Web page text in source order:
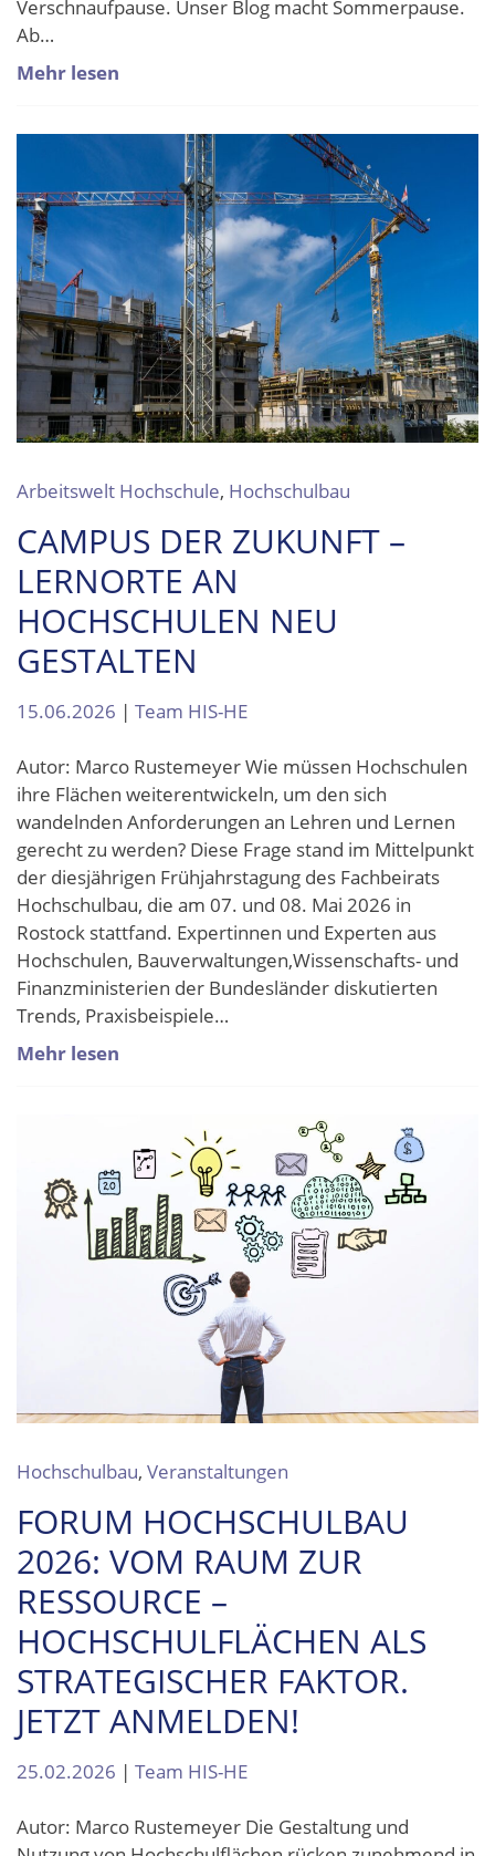
Verschnaufpause. Unser Blog macht Sommerpause.
Ab…
Mehr lesen
Arbeitswelt Hochschule, Hochschulbau
CAMPUS DER ZUKUNFT –
LERNORTE AN
HOCHSCHULEN NEU
GESTALTEN
15.06.2026 | Team HIS-HE
Autor: Marco Rustemeyer Wie müssen Hochschulen
ihre Flächen weiterentwickeln, um den sich
wandelnden Anforderungen an Lehren und Lernen
gerecht zu werden? Diese Frage stand im Mittelpunkt
der diesjährigen Frühjahrstagung des Fachbeirats
Hochschulbau, die am 07. und 08. Mai 2026 in
Rostock stattfand. Expertinnen und Experten aus
Hochschulen, Bauverwaltungen,Wissenschafts- und
Finanzministerien der Bundesländer diskutierten
Trends, Praxisbeispiele…
Mehr lesen
Hochschulbau, Veranstaltungen
FORUM HOCHSCHULBAU
2026: VOM RAUM ZUR
RESSOURCE –
HOCHSCHULFLÄCHEN ALS
STRATEGISCHER FAKTOR.
JETZT ANMELDEN!
25.02.2026 | Team HIS-HE
Autor: Marco Rustemeyer Die Gestaltung und